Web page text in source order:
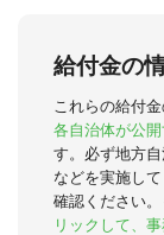
給付金の
これらの給付
各自治体が公
す。必ず地方
などを実施し
確認ください
リックして、